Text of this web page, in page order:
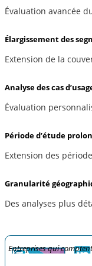
Évaluation avancée
Élargissement des
Extension de la
Analyse des cas
Évaluation
Période d’étude
Extension des
Granularité
Des analyses plus
Entreprises qui